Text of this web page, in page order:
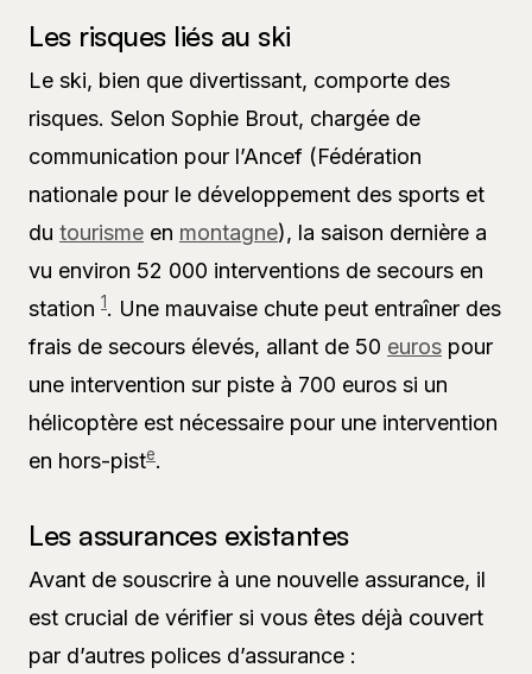
Les risques liés au ski
Le ski, bien que divertissant, comporte des
risques. Selon Sophie Brout, chargée de
communication pour l’Ancef (Fédération
nationale pour le développement des sports et
du tourisme en montagne), la saison dernière a
vu environ 52 000 interventions de secours en
station 1. Une mauvaise chute peut entraîner des
frais de secours élevés, allant de 50 euros pour
une intervention sur piste à 700 euros si un
hélicoptère est nécessaire pour une intervention
en hors-piste.
Les assurances existantes
Avant de souscrire à une nouvelle assurance, il
est crucial de vérifier si vous êtes déjà couvert
par d’autres polices d’assurance :